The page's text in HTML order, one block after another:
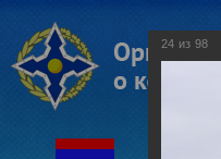
24 из 98